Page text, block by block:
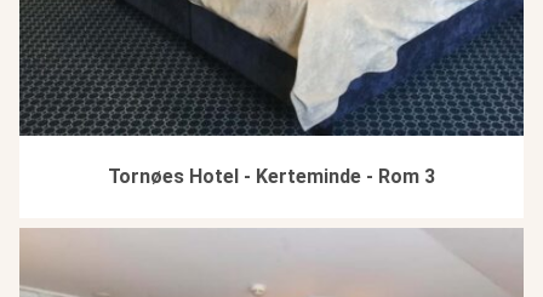
Tornøes Hotel - Kerteminde - Rom 3